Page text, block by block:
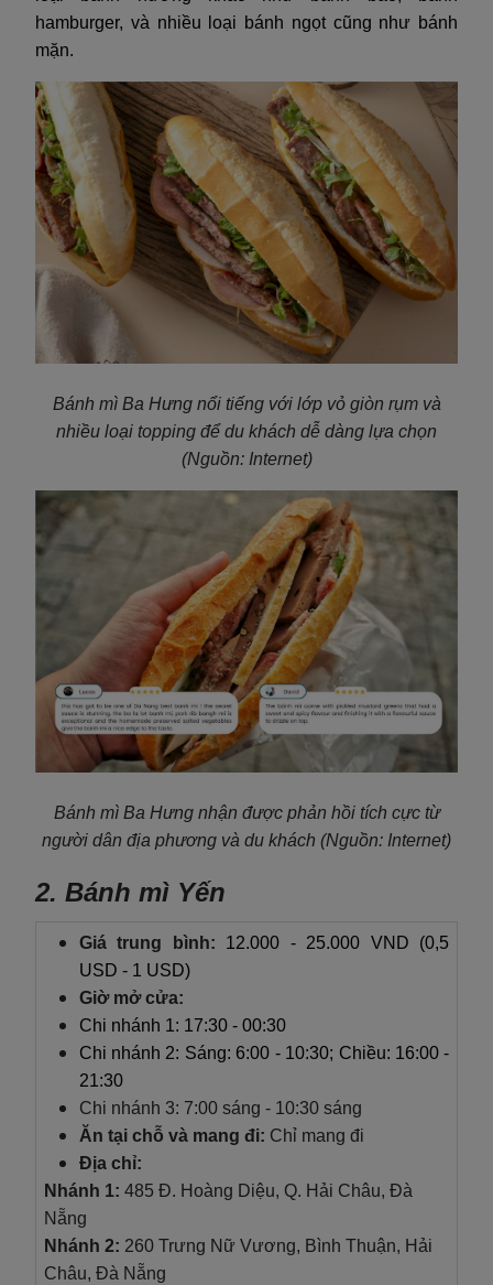
hamburger, và nhiều loại bánh ngọt cũng như bánh
mặn.
Bánh mì Ba Hưng nổi tiếng với lớp vỏ giòn rụm và
nhiều loại topping để du khách dễ dàng lựa chọn
(Nguồn: Internet)
Bánh mì Ba Hưng nhận được phản hồi tích cực từ
người dân địa phương và du khách (Nguồn: Internet)
2. Bánh mì Yến
Giá trung bình: 12.000 - 25.000 VND (0,5
USD - 1 USD)
Giờ mở cửa:
Chi nhánh 1: 17:30 - 00:30
Chi nhánh 2: Sáng: 6:00 - 10:30; Chiều: 16:00 -
21:30
Chi nhánh 3: 7:00 sáng - 10:30 sáng
Ăn tại chỗ và mang đi: Chỉ mang đi
Địa chỉ:
Nhánh 1: 485 Đ. Hoàng Diệu, Q. Hải Châu, Đà
Nẵng
Nhánh 2: 260 Trưng Nữ Vương, Bình Thuận, Hải
Châu, Đà Nẵng